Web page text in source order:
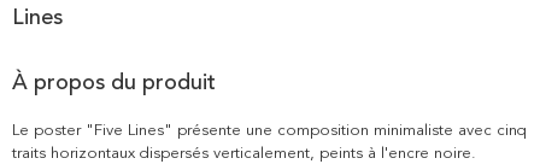
Lines
À propos du produit
Le poster "Five Lines" présente une composition minimaliste avec cinq
traits horizontaux dispersés verticalement, peints à l'encre noire.